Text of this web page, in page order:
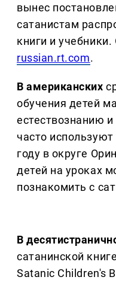
вынес
сатанистам
книги и
russian.rt.com.
В американских
обучения детей
естествознанию
часто
году в округе
детей на уроках
познакомить с
В
сатанинской
Satanic Children's